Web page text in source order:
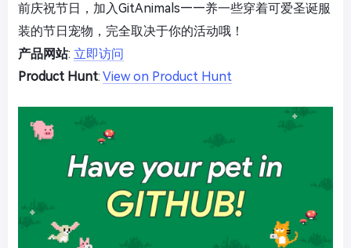
前庆祝节日，加入GitAnimals——养一些穿着可爱圣诞服
装的节日宠物，完全取决于你的活动哦！
产品网站: 立即访问
Product Hunt: View on Product Hunt